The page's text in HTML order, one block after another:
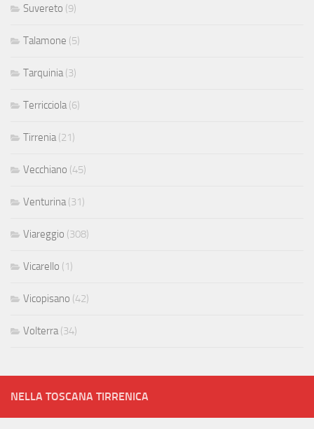
Suvereto (9)
Talamone (5)
Tarquinia (3)
Terricciola (6)
Tirrenia (21)
Vecchiano (45)
Venturina (31)
Viareggio (308)
Vicarello (1)
Vicopisano (42)
Volterra (34)
NELLA TOSCANA TIRRENICA